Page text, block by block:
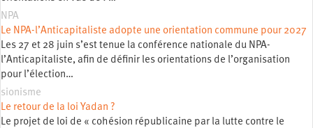
NPA
Le NPA-l’Anticapitaliste adopte une orientation commune pour 2027
Les 27 et 28 juin s’est tenue la conférence nationale du NPA-
l’Anticapitaliste, afin de définir les orientations de l’organisation
pour l’élection…
sionisme
Le retour de la loi Yadan ?
Le projet de loi de « cohésion républicaine par la lutte contre le